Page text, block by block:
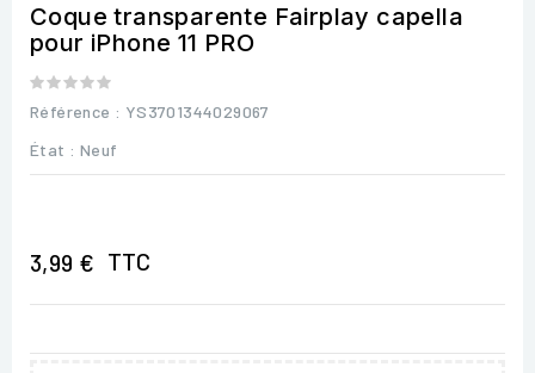
Coque transparente Fairplay capella
pour iPhone 11 PRO
Référence : YS3701344029067
État : Neuf
3,99 € TTC